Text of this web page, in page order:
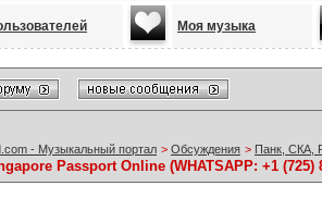
Моя музыка
- Музыкальный портал > Обсуждения > Панк, СКА,
Passport Online (WHATSAPP: +1